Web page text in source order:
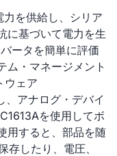
を供給し、シリア
に基づいて電力を生
ータを簡単に評価
ム・マネージメント
ウェア
、アナログ・デバイ
を使用してボ
用すると、部品を随
存したり、電圧、